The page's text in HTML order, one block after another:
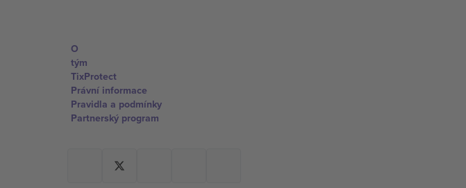
O
tým
TixProtect
Právní informace
Pravidla a podmínky
Partnerský program